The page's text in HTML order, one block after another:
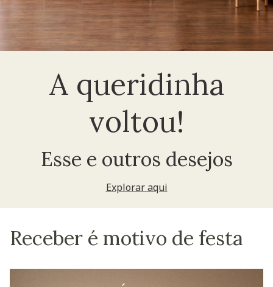
A queridinha
voltou!
Esse e outros desejos
Explorar aqui
Receber é motivo de festa